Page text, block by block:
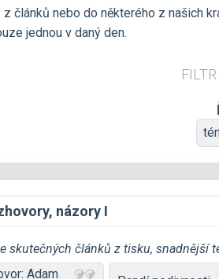
článků nebo do některého z našich
jednou v daný den.
názory I
skutečných článků z tisku, snadnější
Adam